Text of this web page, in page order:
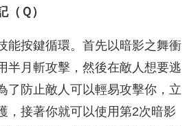
Ｑ）
能按鍵循環。首先以暗影之舞衝
半月斬攻擊，然後在敵人想要逃
了防止敵人可以輕易攻擊你，立
，接著你就可以使用第2次暗影